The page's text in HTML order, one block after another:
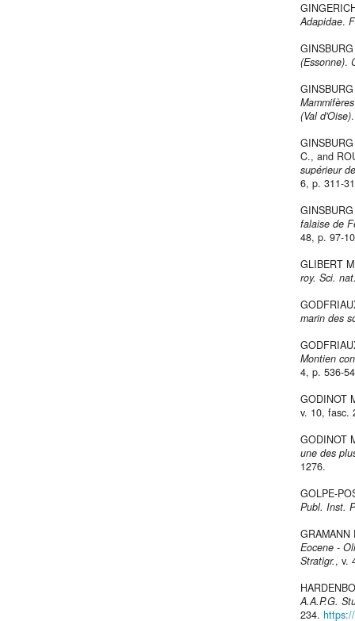
Adapidae.
(Essonne).
(Val d'Oise)
C., and
supérieur
6, p. 311-
falaise de
48, p. 97-
GLIBERT
roy. Sci.
marin des
Montien
4, p. 536-
GODINOT
v. 10, fasc.
GODINOT
une des
1276.
GOLPE-
Publ. Inst.
Eocene -
Stratigr., v.
A.A.P.G.
234.